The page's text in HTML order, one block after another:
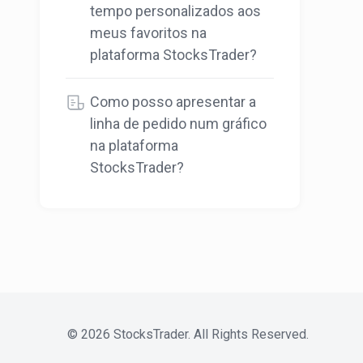
tempo personalizados aos
meus favoritos na
plataforma StocksTrader?
Como posso apresentar a
linha de pedido num gráfico
na plataforma
StocksTrader?
© 2026 StocksTrader. All Rights Reserved.